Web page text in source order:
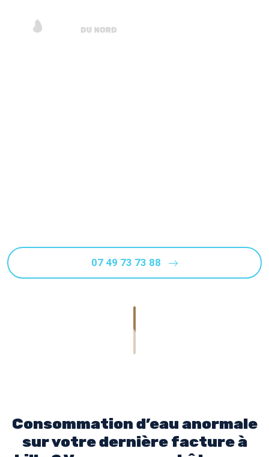
07 49 73 73 88
Consommation d’eau anormale
sur votre dernière facture à